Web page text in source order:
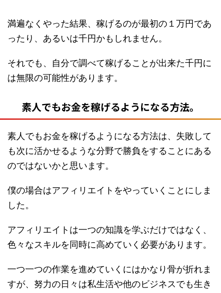
満遍なくやった結果、稼げるのが最初の１万円であ
ったり、あるいは千円かもしれません。
それでも、自分で調べて稼げることが出来た千円に
は無限の可能性があります。
素人でもお金を稼げるようになる方法。
素人でもお金を稼げるようになる方法は、失敗して
も次に活かせるような分野で勝負をすることにある
のではないかと思います。
僕の場合はアフィリエイトをやっていくことにしま
した。
アフィリエイトは一つの知識を学ぶだけではなく、
色々なスキルを同時に高めていく必要があります。
一つ一つの作業を進めていくにはかなり骨が折れま
すが、努力の日々は私生活や他のビジネスでも生き